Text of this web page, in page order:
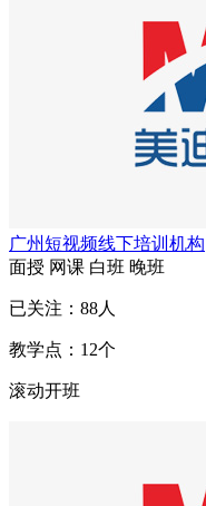
广州短视频线下培训机构
面授 网课 白班 晚班
已关注： 88人
教学点： 12个
滚动开班